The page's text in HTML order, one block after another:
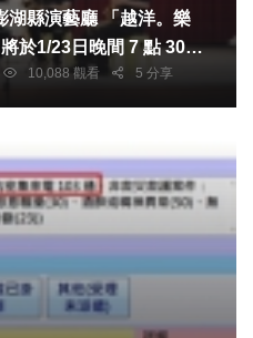
廳 「越洋。樂
於1/23日晚間 7 點 30
。本次音樂會採自由入
放入場。
10,088 觀看 5 分享